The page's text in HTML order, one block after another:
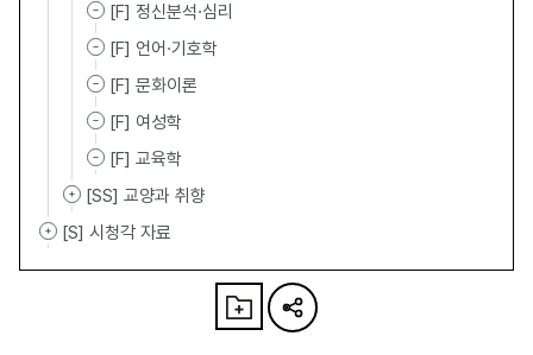
[F] 정신분석·심리
[F] 언어·기호학
[F] 문화이론
[F] 여성학
[F] 교육학
[SS] 교양과 취향
[S] 시청각 자료